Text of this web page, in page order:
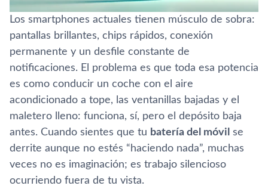
Los smartphones actuales tienen músculo de sobra:
pantallas brillantes, chips rápidos, conexión
permanente y un desfile constante de
notificaciones. El problema es que toda esa potencia
es como conducir un coche con el aire
acondicionado a tope, las ventanillas bajadas y el
maletero lleno: funciona, sí, pero el depósito baja
antes. Cuando sientes que tu batería del móvil se
derrite aunque no estés “haciendo nada”, muchas
veces no es imaginación; es trabajo silencioso
ocurriendo fuera de tu vista.